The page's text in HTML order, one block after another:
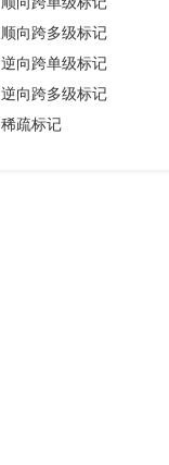
顺向跨多级标记
逆向跨单级标记
逆向跨多级标记
稀疏标记